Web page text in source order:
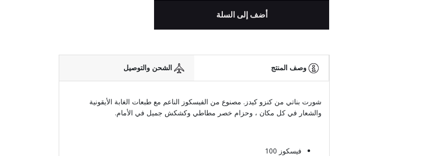
أضف إلى السلة
وصف المنتج الشحن والتوصيل
شورت بناتي من كنزو كيدز. مصنوع من الفيسكوز الناعم مع طبعات الغابة الأيقونية
والشعار في كل مكان ، وحزام خصر مطاطي وكشكش جميل في الأمام.
فيسكوز 100